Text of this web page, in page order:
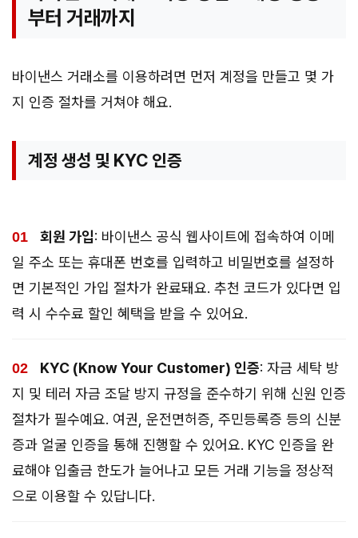
부터 거래까지
바이낸스 거래소를 이용하려면 먼저 계정을 만들고 몇 가
지 인증 절차를 거쳐야 해요.
계정 생성 및 KYC 인증
회원 가입: 바이낸스 공식 웹사이트에 접속하여 이메
일 주소 또는 휴대폰 번호를 입력하고 비밀번호를 설정하
면 기본적인 가입 절차가 완료돼요. 추천 코드가 있다면 입
력 시 수수료 할인 혜택을 받을 수 있어요.
KYC (Know Your Customer) 인증: 자금 세탁 방
지 및 테러 자금 조달 방지 규정을 준수하기 위해 신원 인증
절차가 필수예요. 여권, 운전면허증, 주민등록증 등의 신분
증과 얼굴 인증을 통해 진행할 수 있어요. KYC 인증을 완
료해야 입출금 한도가 늘어나고 모든 거래 기능을 정상적
으로 이용할 수 있답니다.